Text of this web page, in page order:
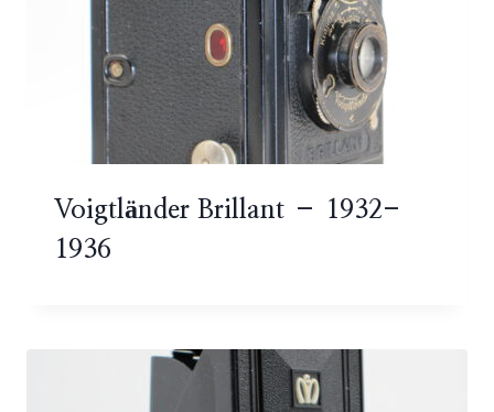
Voigtländer Brillant – 1932-
1936